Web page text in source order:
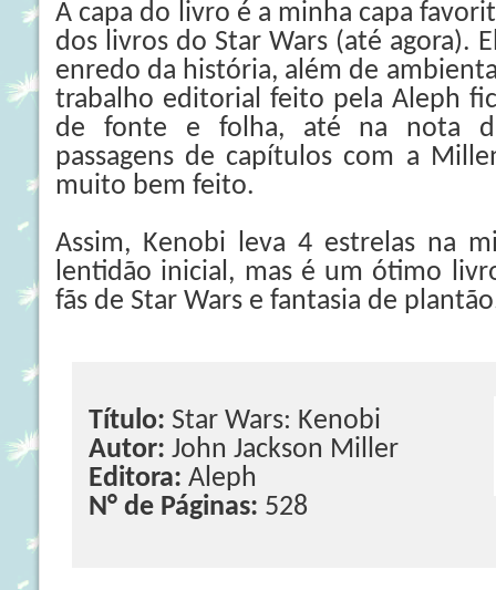
A capa do livro é a minha capa
dos livros do Star Wars (até agora).
enredo da história, além de
trabalho editorial feito pela Aleph
de fonte e folha, até na nota
passagens de capítulos com a
muito bem feito.
Assim, Kenobi leva 4 estrelas na
lentidão inicial, mas é um ótimo
fãs de Star Wars e fantasia de
Título: Star Wars: Kenobi
Autor: John Jackson Miller
Editora: Aleph
N° de Páginas: 528